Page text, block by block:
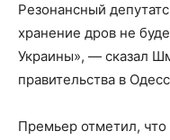
Резонансный
хранение дров не
Украины», — сказал
правительства в
Премьер отметил, что